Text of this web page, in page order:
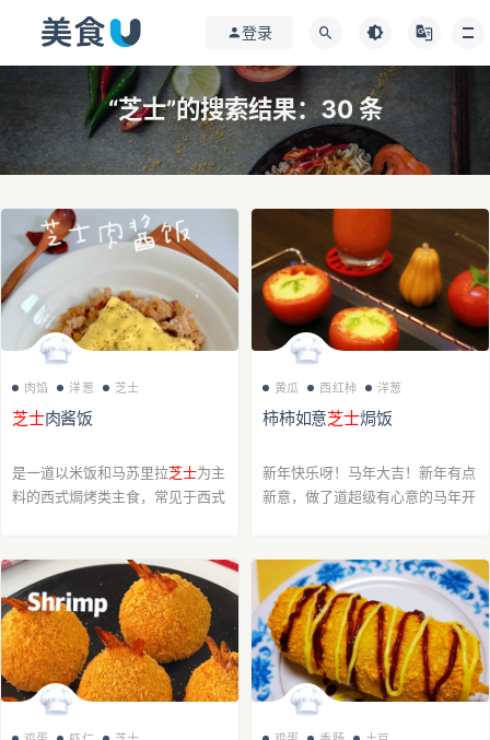
登录
“芝士”的搜索结果：30 条
肉馅 洋葱 芝士
芝士肉酱饭
是一道以米饭和马苏里拉芝士为主
料的西式焗烤类主食，常见于西式
黄瓜 西红柿 洋葱
柿柿如意芝士焗饭
新年快乐呀！马年大吉！新年有点
新意，做了道超级有心意的马年开
得红红火火，心想“柿”成，万“柿”
胜意，身...